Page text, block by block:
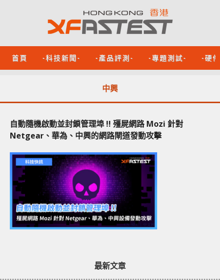
首頁 -科技新聞- -產品評測- -專題測試- -硬
中興
自動隨機啟動並封鎖管理埠 !! 殭屍網路 Mozi 針對
Netgear、華為、中興的網路閘道發動攻擊
最新文章